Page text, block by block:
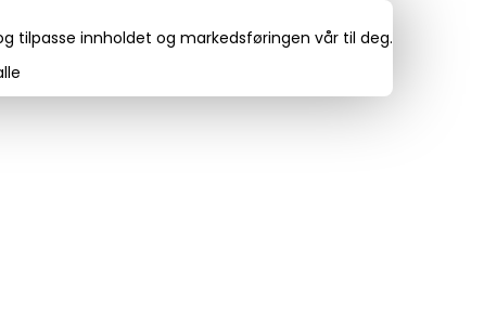
tilpasse innholdet og markedsføringen vår til deg.